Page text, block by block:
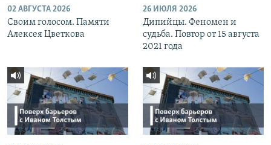
02 АВГУСТА 2026
Своим голосом. Памяти
Алексея Цветкова
26 ИЮЛЯ 2026
Дипийцы. Феномен и
судьба. Повтор от 15 августа
2021 года